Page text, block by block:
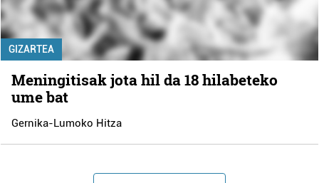
GIZARTEA
Meningitisak jota hil da 18 hilabeteko
ume bat
Gernika-Lumoko Hitza